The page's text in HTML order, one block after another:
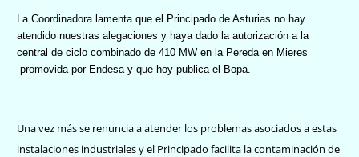
La Coordinadora lamenta que el Principado de Asturias no hay
atendido nuestras alegaciones y haya dado la autorización a la
central de ciclo combinado de 410 MW en la Pereda en Mieres
promovida por Endesa y que hoy publica el Bopa.
Una vez más se renuncia a atender los problemas asociados a estas
instalaciones industriales y el Principado facilita la contaminación de